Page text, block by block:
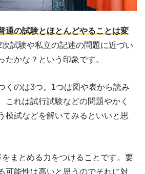
通の試験とほとんどやることは変
次試験や私立の記述の問題に近づい
たかな？という印象です。
くのは3つ。1つは図や表から読み
これは試行試験などの問題やかく
模試などを解いてみるといいと思
まとめる力をつけることです。要
可能性は高いと思うのでそれに対